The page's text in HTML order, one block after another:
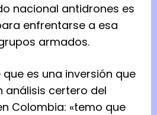
nacional antidrones es
enfrentarse a esa
armados.
es una inversión que
análisis certero del
Colombia: «temo que